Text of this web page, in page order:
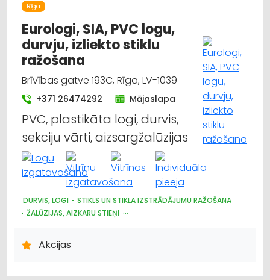
Rīga
Eurologi, SIA, PVC logu,
durvju, izliekto stiklu
ražošana
Brīvības gatve 193C, Rīga, LV-1039
+371 26474292 Mājaslapa
PVC, plastikāta logi, durvis,
sekciju vārti, aizsargžalūzijas
DURVIS, LOGI
STIKLS UN STIKLA IZSTRĀDĀJUMU RAŽOŠANA
ŽALŪZIJAS, AIZKARU STIEŅI
ARHITEKTŪRA, PROJEKTĒŠANA
Akcijas